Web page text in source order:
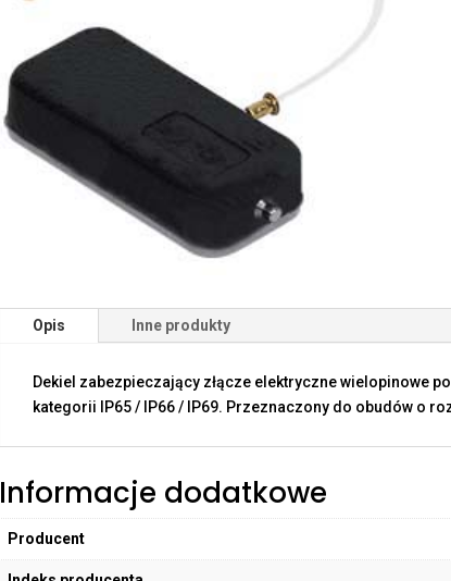
Opis Inne produkty
Dekiel zabezpieczający złącze elektryczne wielopinowe
kategorii IP65 / IP66 / IP69. Przeznaczony do obudów o
Informacje dodatkowe
Producent